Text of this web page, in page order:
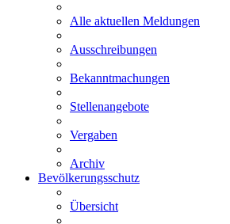
Alle aktuellen Meldungen
Ausschreibungen
Bekanntmachungen
Stellenangebote
Vergaben
Archiv
Bevölkerungsschutz
Übersicht